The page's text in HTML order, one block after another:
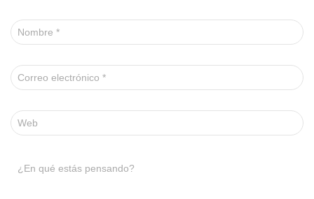
Nombre *
Correo electrónico *
Web
¿En qué estás pensando?